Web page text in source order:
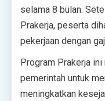
selama 8 bulan.
Prakerja, peserta
pekerjaan dengan
Program Prakerja
pemerintah untuk
meningkatkan